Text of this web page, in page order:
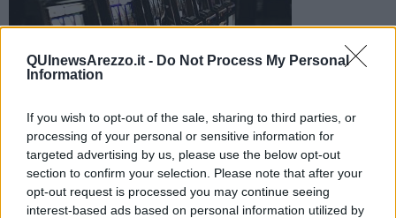
QUInewsArezzo.it - Do Not Process My Personal
Information
If you wish to opt-out of the sale, sharing to third parties, or
processing of your personal or sensitive information for
targeted advertising by us, please use the below opt-out
section to confirm your selection. Please note that after your
opt-out request is processed you may continue seeing
interest-based ads based on personal information utilized by
soldi che contenevano